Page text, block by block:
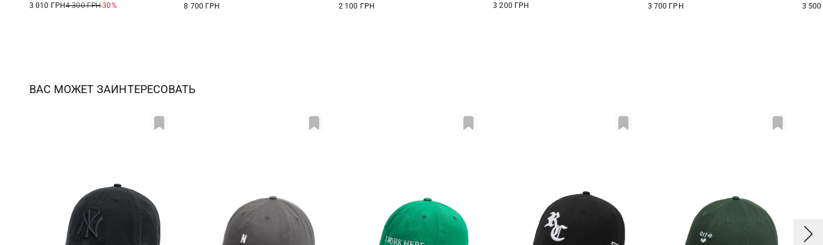
3 010 ГРН4 300 ГРН-30%
8 700 ГРН
2 100 ГРН
3 200 ГРН
3 700 ГРН
3
ВАС МОЖЕТ ЗАИНТЕРЕСОВАТЬ